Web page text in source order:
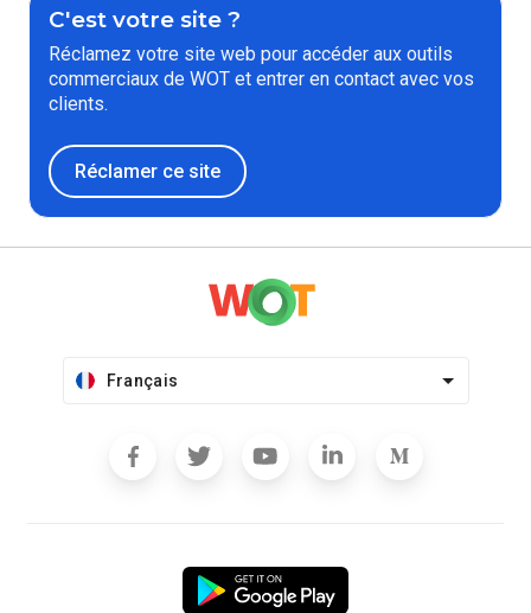
C'est votre site ?
Réclamez votre site web pour accéder aux outils
commerciaux de WOT et entrer en contact avec vos
clients.
Réclamer ce site
Français